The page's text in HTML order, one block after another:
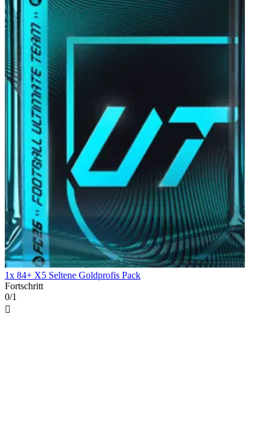
1x 84+ X5 Seltene Goldprofis Pack
Fortschritt
0/1
